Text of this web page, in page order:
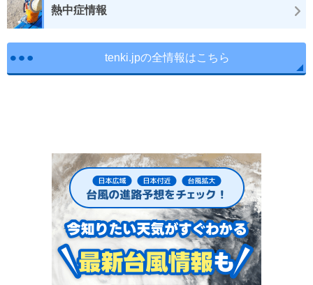
熱中症情報
tenki.jpの全情報はこちら